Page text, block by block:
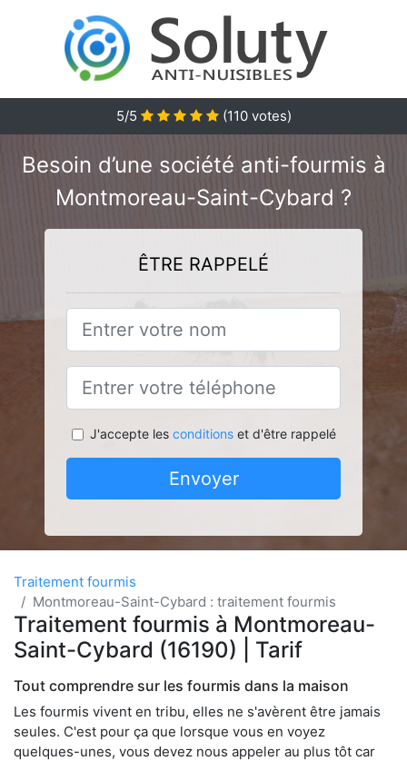
5/5 (110votes)
Besoin d’une société anti-fourmis à
Montmoreau-Saint-Cybard ?
ÊTRE RAPPELÉ
J'accepte les conditionset d'être rappelé
Envoyer
Traitement fourmis
Montmoreau-Saint-Cybard : traitement fourmis
Traitement fourmis à Montmoreau-
Saint-Cybard (16190) | Tarif
Tout comprendre sur les fourmis dans la maison
Les fourmis vivent en tribu, elles ne s'avèrent être jamais
seules. C'est pour ça que lorsque vous en voyez
quelques-unes, vous devez nous appeler au plus tôt car